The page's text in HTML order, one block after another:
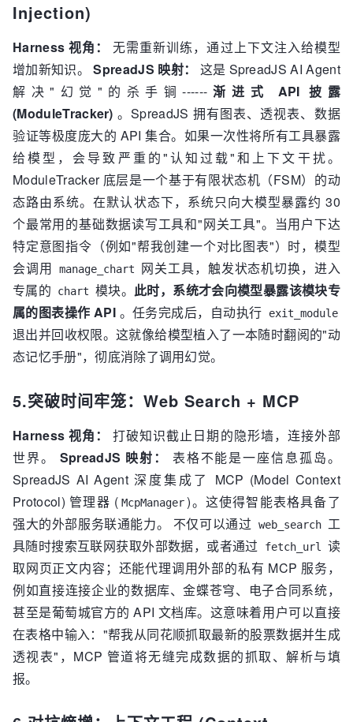
Injection)
Harness 视角：
无需重新训练，通过上下文注入给模型
增加新知识。SpreadJS 映射：
这是 SpreadJS AI Agent
解决"幻觉"的杀手锏------ 渐进式 API 披露
(ModuleTracker) 。SpreadJS 拥有图表、透视表、数据
验证等极度庞大的 API 集合。如果一次性将所有工具暴露
给模型，会导致严重的"认知过载"和上下文干扰。
ModuleTracker 底层是一个基于有限状态机（FSM）的动
态路由系统。在默认状态下，系统只向大模型暴露约 30
个最常用的基础数据读写工具和"网关工具"。当用户下达
特定意图指令（例如"帮我创建一个对比图表"）时，模型
会调用
manage_chart
网关工具，触发状态机切换，进入
专属的
chart 模块。此时，系统才会向模型暴露该模块专
属的图表操作 API 。任务完成后，自动执行 exit_module
退出并回收权限。这就像给模型植入了一本随时翻阅的"动
态记忆手册"，彻底消除了调用幻觉。
5.突破时间牢笼：Web Search + MCP
Harness 视角：
打破知识截止日期的隐形墙，连接外部
世界。 SpreadJS 映射：
表格不能是一座信息孤岛。
SpreadJS AI Agent 深度集成了 MCP (Model Context
Protocol) 管理器 ( McpManager )。这使得智能表格具备了
强大的外部服务联通能力。 不仅可以通过
web_search 工
具随时搜索互联网获取外部数据，或者通过
fetch_url 读
取网页正文内容；还能代理调用外部的私有 MCP 服务，
例如直接连接企业的数据库、金蝶苍穹、电子合同系统，
甚至是葡萄城官方的 API 文档库。这意味着用户可以直接
在表格中输入："帮我从同花顺抓取最新的股票数据并生成
透视表"，MCP 管道将无缝完成数据的抓取、解析与填
报。